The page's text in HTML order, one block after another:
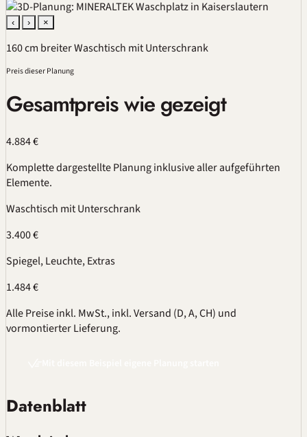
‹ › ×
160 cm breiter Waschtisch mit Unterschrank
Preis dieser Planung
Gesamtpreis wie gezeigt
4.884 €
Komplette dargestellte Planung inklusive aller aufgeführten
Elemente.
Waschtisch mit Unterschrank
3.400 €
Spiegel, Leuchte, Extras
1.484 €
Alle Preise inkl. MwSt., inkl. Versand (D, A, CH) und
vormontierter Lieferung.
Datenblatt